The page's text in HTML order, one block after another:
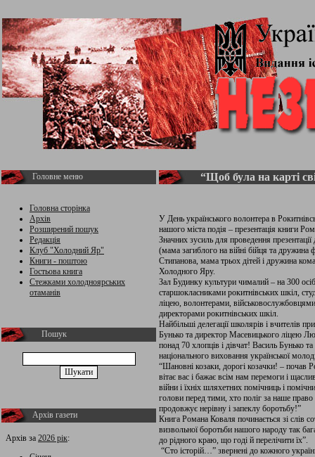
Головне меню
Головна сторінка
Архів
Розширений пошук
Редакція
Клуб "Холодний Яр"
Книги - поштою
Гостьова книга
Стежками холодноярських
отаманів
Пошук
Архів газети
Архів за 2026 рік:
“Щоб була на карті
У День українського волонтера в
нашого міста подія – презентація книги
Значних зусиль для проведення
(мама загиблого на війні бійця та
Стипанова, мама трьох дітей і дружина
Холодного Яру.
Зал Будинку культури чималий – на 300
старшокласниками рокитнівських шкіл,
ліцею, волонтерами,
директорами рокитнівських шкіл.
Найбільші делегації школярів і вчителів
Бунько та директор Масевицького ліцею
понад 70 хлопців і дівчат! Василь Бунько
національного виховання української
“Шановні козаки, дорогі козачки! –
вітає вас і бажає всім нам перемоги і
війни і їхніх шляхетних помічниць і
голови перед тими, хто поліг за наше
продовжує нерівну і запеклу боротьбу!”
Книга Романа Коваля починається зі слів
визвольної боротьби нашого народу так
до рідного краю, що годі й перелічити їх”.
“Сто історій…” звернені до кожного